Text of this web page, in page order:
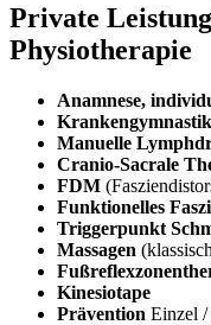
Private
Physiotherapie
Anamnese,
Krankengymnastik
Manuelle
Cranio-Sacrale
FDM
Funktionelles
Triggerpunkt
Massagen
Kinesiotape
Prävention Einzel